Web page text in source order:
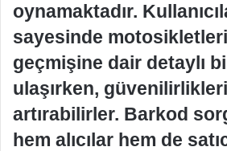
oynamaktadır.
sayesinde
geçmişine dair detaylı
ulaşırken,
artırabilirler. Barkod
hem alıcılar hem de